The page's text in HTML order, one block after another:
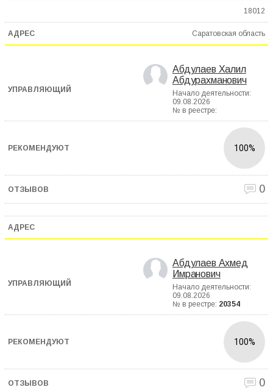
18012
Саратовская область
Абдулаев Халил
Абдурахманович
Начало деятельности:
09.08.2026
№ в реестре:
100%
0
Абдулаев Ахмед
Имранович
Начало деятельности:
09.08.2026
№ в реестре: 20354
100%
0